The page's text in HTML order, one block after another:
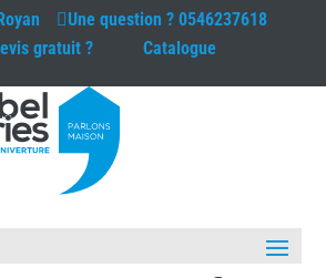
Une question ? 0546237618
gratuit ?
Catalogue